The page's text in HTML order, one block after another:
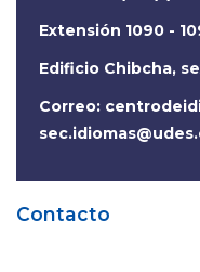
Extensión 1090 -
Edificio Chibcha,
Correo:
Contacto